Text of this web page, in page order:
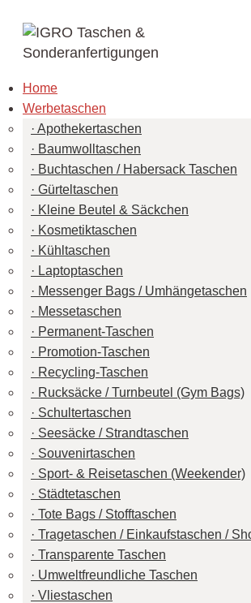
Home
Werbetaschen
Apothekertaschen
Baumwolltaschen
Buchtaschen / Habersack Taschen
Gürteltaschen
Kleine Beutel & Säckchen
Kosmetiktaschen
Kühltaschen
Laptoptaschen
Messenger Bags / Umhängetaschen
Messetaschen
Permanent-Taschen
Promotion-Taschen
Recycling-Taschen
Rucksäcke / Turnbeutel (Gym Bags)
Schultertaschen
Seesäcke / Strandtaschen
Souvenirtaschen
Sport- & Reisetaschen (Weekender)
Städtetaschen
Tote Bags / Stofftaschen
Tragetaschen / Einkaufstaschen /
Transparente Taschen
Umweltfreundliche Taschen
Vliestaschen